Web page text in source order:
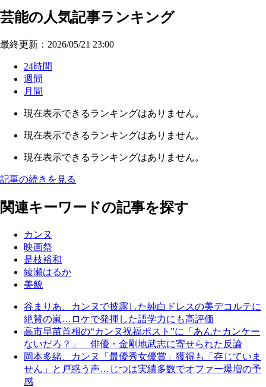
芸能の人気記事ランキング
最終更新：2026/05/21 23:00
24時間
週間
月間
現在表示できるランキングはありません。
現在表示できるランキングはありません。
現在表示できるランキングはありません。
記事の続きを見る
関連キーワードの記事を探す
カンヌ
映画祭
是枝裕和
綾瀬はるか
美貌
谷まりあ、カンヌで披露した純白ドレスの美デコルテに
絶賛の嵐…ロケで発揮した語学力にも高評価
高市早苗首相の“カンヌ祝福ポスト”に「あんたカンケー
ないだろ？」 俳優・金剛地武志に寄せられた反論
岡本多緒、カンヌ「最優秀女優賞」獲得も「存じていま
せん」と戸惑う声…じつは実績多数でオファー爆増の予
感